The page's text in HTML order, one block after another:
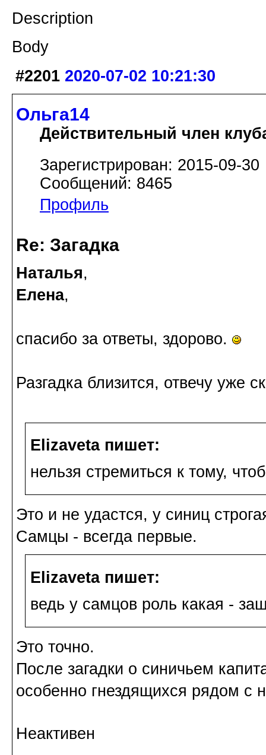
Description
Body
#2201 2020-07-02 10:21:30
Ольга14
Действительный член
Зарегистрирован: 2015-09-30
Сообщений: 8465
Профиль
Re: Загадка
Наталья,
Елена,
спасибо за ответы, здорово.
Разгадка близится, отвечу уже
Elizaveta пишет:
нельзя стремиться к тому,
Это и не удастся, у синиц
Самцы - всегда первые.
Elizaveta пишет:
ведь у самцов роль какая -
Это точно.
После загадки о синичьем
особенно гнездящихся рядом с
Неактивен